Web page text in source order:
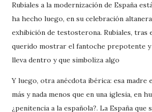
Rubiales a la modernización de España
ha hecho luego, en su celebración
exhibición de testosterona. Rubiales, tras
querido mostrar el fantoche prepotente y
lleva dentro y que simboliza algo
Y luego, otra anécdota ibérica: esa madre
más y nada menos que en una iglesia, en
¿penitencia a la española?. La España que